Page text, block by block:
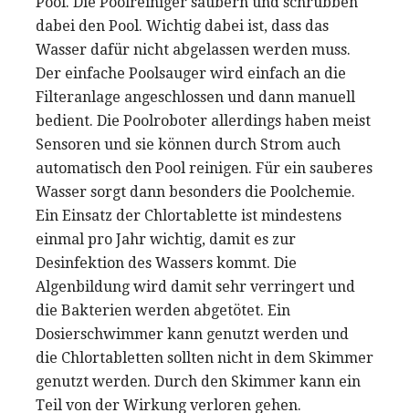
dabei den Pool. Wichtig dabei ist, dass das
Wasser dafür nicht abgelassen werden muss.
Der einfache Poolsauger wird einfach an die
Filteranlage angeschlossen und dann manuell
bedient. Die Poolroboter allerdings haben meist
Sensoren und sie können durch Strom auch
automatisch den Pool reinigen. Für ein sauberes
Wasser sorgt dann besonders die Poolchemie.
Ein Einsatz der Chlortablette ist mindestens
einmal pro Jahr wichtig, damit es zur
Desinfektion des Wassers kommt. Die
Algenbildung wird damit sehr verringert und
die Bakterien werden abgetötet. Ein
Dosierschwimmer kann genutzt werden und
die Chlortabletten sollten nicht in dem Skimmer
genutzt werden. Durch den Skimmer kann ein
Teil von der Wirkung verloren gehen.